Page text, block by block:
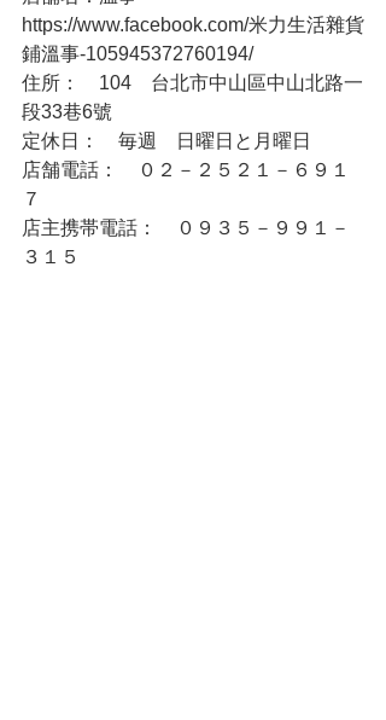
https://www.facebook.com/米力生活雜貨
鋪溫事-105945372760194/
住所：　104　台北市中山區中山北路一
段33巷6號
定休日：　毎週　日曜日と月曜日
店舗電話：　０２－２５２１－６９１
７
店主携帯電話：　０９３５－９９１－
３１５